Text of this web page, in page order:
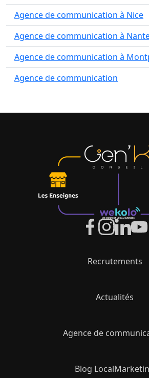
Agence de communication à Nice
Agence de communication à
Agence de communication à
Agence de communication
Recrutements
Actualités
Agence de
Blog